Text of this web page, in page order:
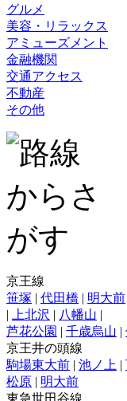
グルメ
美容・リラックス
アミューズメント
金融機関
交通アクセス
不動産
その他
京王線
笹塚 | 代田橋 | 明大前
|
上北沢 | 八幡山 |
芦花公園 | 千歳烏山 |
京王井の頭線
駒場東大前 | 池ノ上 |
松原 | 明大前
東急世田谷線